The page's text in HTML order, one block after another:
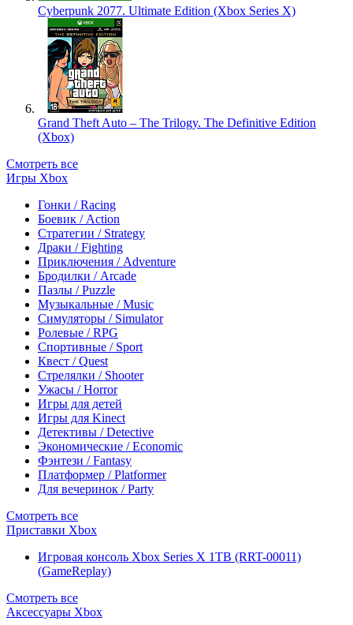
Cyberpunk 2077. Ultimate Edition (Xbox Series X)
Grand Theft Auto – The Trilogy. The Definitive Edition
(Xbox)
Смотреть все
Игры Xbox
Гонки / Racing
Боевик / Action
Стратегии / Strategy
Драки / Fighting
Приключения / Adventure
Бродилки / Arcade
Пазлы / Puzzle
Музыкальные / Music
Симуляторы / Simulator
Ролевые / RPG
Спортивные / Sport
Квест / Quest
Стрелялки / Shooter
Ужасы / Horror
Игры для детей
Игры для Kinect
Детективы / Detective
Экономические / Economic
Фэнтези / Fantasy
Платформер / Platformer
Для вечеринок / Party
Смотреть все
Приставки Xbox
Игровая консоль Xbox Series X 1TB (RRT-00011)
(GameReplay)
Смотреть все
Аксессуары Xbox